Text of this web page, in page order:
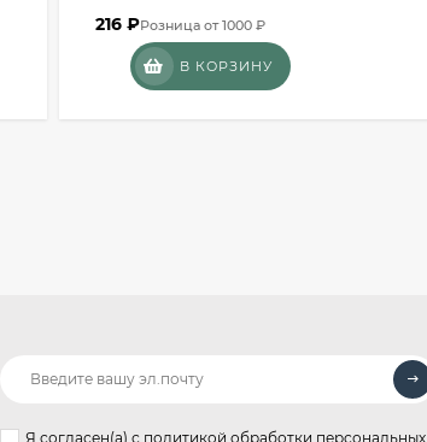
216₽Розница от 1000 ₽
В КОРЗИНУ
Я согласен(a) с политикой обработки персональных